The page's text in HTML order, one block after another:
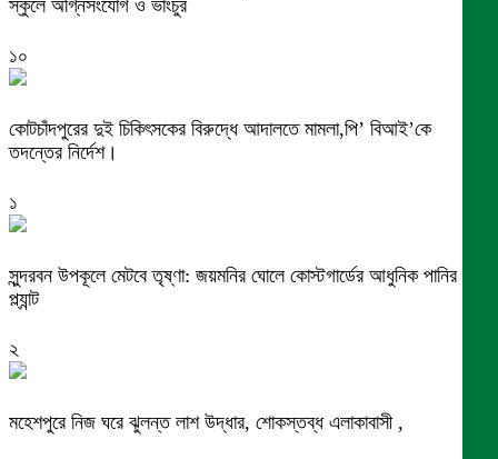
স্কুলে অগ্নিসংযোগ ও ভাংচুর
১০
কোটচাঁদপুরের দুই চিকিৎসকের বিরুদ্ধে আদালতে মামলা,পি’ বিআই’কে
তদন্তের নির্দেশ।
১
সুন্দরবন উপকূলে মেটবে তৃষ্ণা: জয়মনির ঘোলে কোস্টগার্ডের আধুনিক পানির
প্ল্যান্ট
২
মহেশপুরে নিজ ঘরে ঝুলন্ত লাশ উদ্ধার, শোকস্তব্ধ এলাকাবাসী ,